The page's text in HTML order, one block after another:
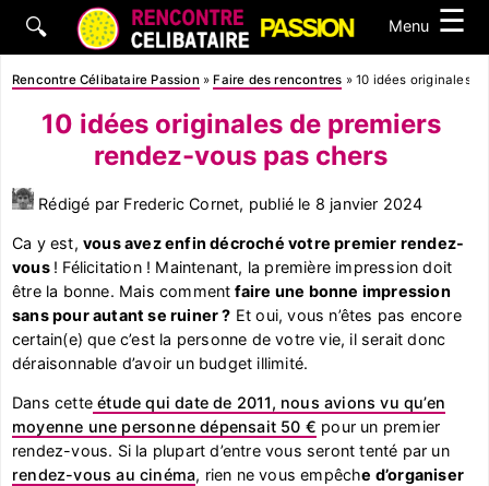
🔍 Menu ☰
Rencontre Célibataire Passion » Faire des rencontres »10 idées originales
10 idées originales de premiers
rendez-vous pas chers
Rédigé par Frederic Cornet, publié le 8 janvier 2024
Ca y est, vous avez enfin décroché votre premier rendez-
vous ! Félicitation ! Maintenant, la première impression doit
être la bonne. Mais comment faire une bonne impression
sans pour autant se ruiner ? Et oui, vous n’êtes pas encore
certain(e) que c’est la personne de votre vie, il serait donc
déraisonnable d’avoir un budget illimité.
Dans cette étude qui date de 2011, nous avions vu qu’en
moyenne une personne dépensait 50 € pour un premier
rendez-vous. Si la plupart d’entre vous seront tenté par un
rendez-vous au cinéma, rien ne vous empêche d’organiser